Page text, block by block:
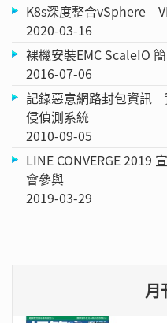
K8s深度整合vSphere
2020-03-16
裸機安裝EMC ScaleIO
2016-07-06
記錄惡意網路封包資訊
侵偵測系統
2010-09-05
LINE CONVERGE 2019
會參與
2019-03-29
月